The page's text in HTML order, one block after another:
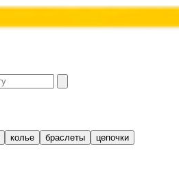
колье браслеты цепочки